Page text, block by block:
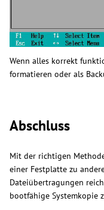
Wenn alles korrekt
formatieren oder als
Abschluss
Mit der richtigen
einer Festplatte zu
Dateiübertragungen
bootfähige Systemkopie